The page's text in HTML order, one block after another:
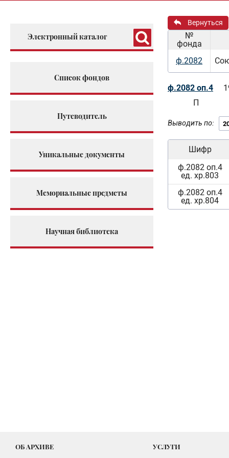
Электронный каталог
Список фондов
Путеводитель
Уникальные документы
Мемориальные предметы
Научная библиотека
Вернуться
№
фонда
ф.2082
ф.2082 оп.4
П
Выводить по:
Шифр
ф.2082 оп.4
ед. хр.803
ф.2082 оп.4
ед. хр.804
ОБ АРХИВЕ УСЛУГИ